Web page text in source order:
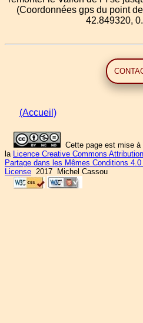
(Coordonnées gps du point
42.849320,
(Accueil)
Cette page est mise
la Licence Creative Commons
Partage dans les Mêmes Conditions 4.0
License 2017 Michel Cassou